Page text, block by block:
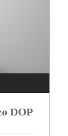
DOP